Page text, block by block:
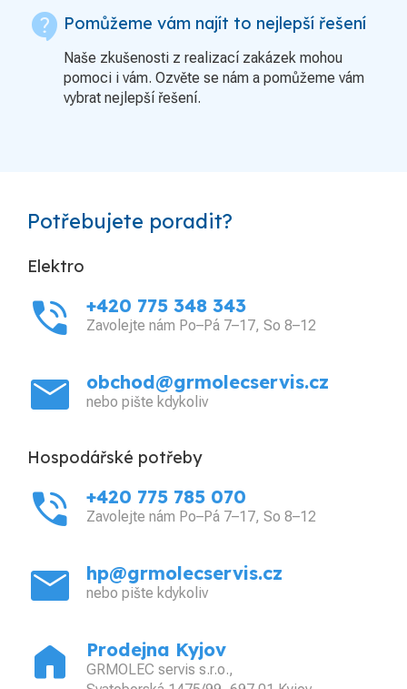
contact_support Pomůžeme vám najít to nejlepší řešení
Naše zkušenosti z realizací zakázek mohou
pomoci i vám. Ozvěte se nám a pomůžeme vám
vybrat nejlepší řešení.
Potřebujete poradit?
Elektro
phone_in_talk +420 775 348 343
Zavolejte nám Po–Pá 7–17, So 8–12
mail obchod@grmolecservis.cz
nebo pište kdykoliv
Hospodářské potřeby
phone_in_talk +420 775 785 070
Zavolejte nám Po–Pá 7–17, So 8–12
mail hp@grmolecservis.cz
nebo pište kdykoliv
home Prodejna Kyjov
GRMOLEC servis s.r.o.,